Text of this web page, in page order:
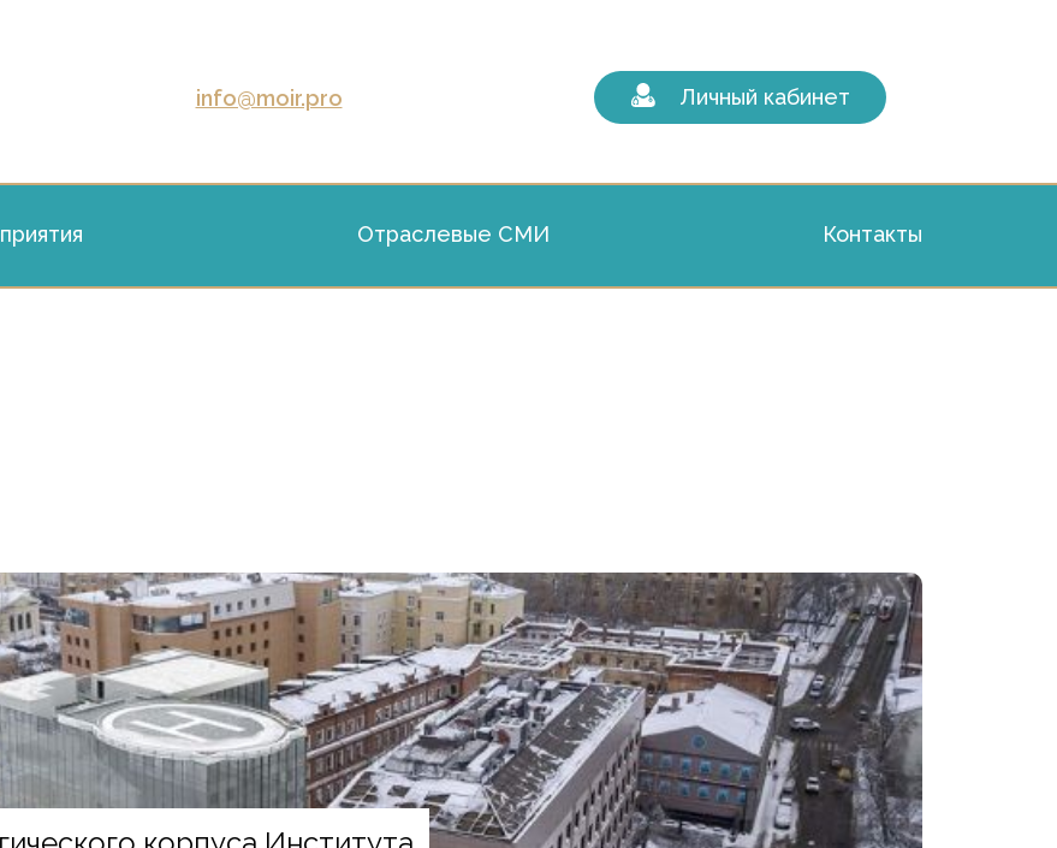
info@moir.pro Личный кабинет
Отраслевые СМИ Контакты